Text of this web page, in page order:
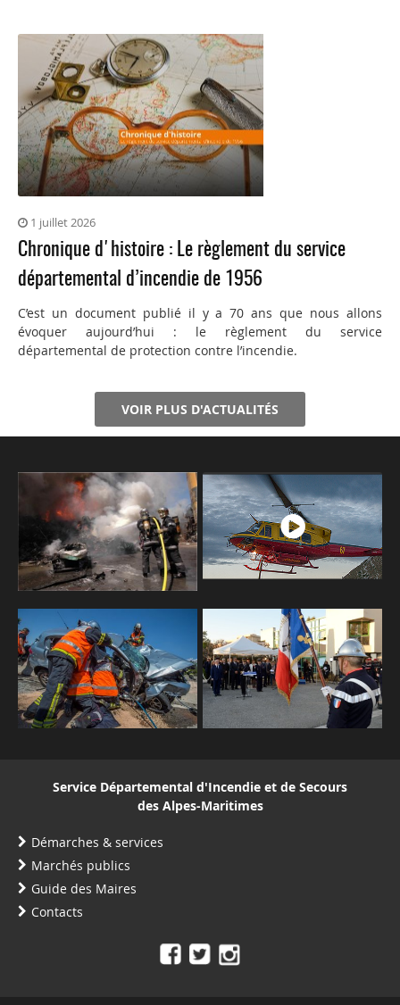
1 juillet 2026
Chronique d'histoire : Le règlement du service
départemental d’incendie de 1956
C’est un document publié il y a 70 ans que nous allons
évoquer aujourd’hui : le règlement du service
départemental de protection contre l’incendie.
VOIR PLUS D'ACTUALITÉS
Service Départemental d'Incendie et de Secours
des Alpes-Maritimes
Démarches & services
Marchés publics
Guide des Maires
Contacts